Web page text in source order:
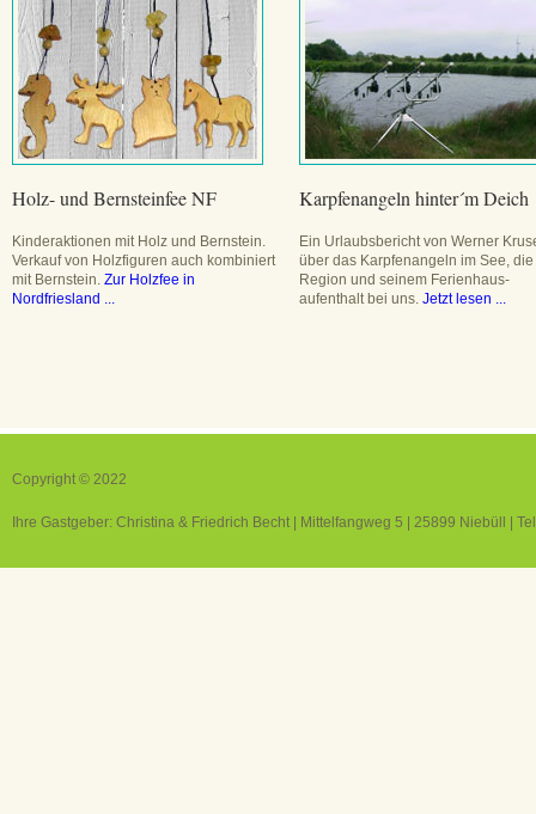
Holz- und Bernsteinfee NF
Kinderaktionen mit Holz und Bernstein.
Verkauf von Holzfiguren auch kombiniert
mit Bernstein. Zur Holzfee in
Nordfriesland ...
Karpfenangeln hinter´m Deich
Ein Urlaubsbericht von Werner
über das Karpfenangeln im See, die
Region und seinem Ferienhaus-
aufenthalt bei uns. Jetzt lesen ...
Copyright © 2022
Ihre Gastgeber: Christina & Friedrich Becht | Mittelfangweg 5 | 25899 Niebüll |